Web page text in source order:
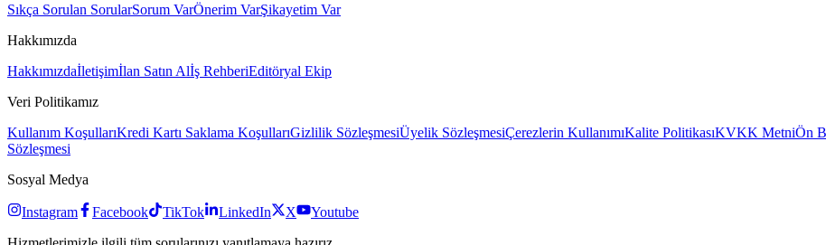
Sıkça Sorulan SorularSorum VarÖnerim VarŞikayetim Var
Hakkımızda
Hakkımızdaİletişimİlan Satın Alİş RehberiEditöryal Ekip
Veri Politikamız
Kullanım KoşullarıKredi Kartı Saklama KoşullarıGizlilik SözleşmesiÜyelik SözleşmesiÇerezlerin KullanımıKalite PolitikasıKVKK MetniÖn
Sözleşmesi
Sosyal Medya
Instagram Facebook TikTok LinkedIn X
Youtube